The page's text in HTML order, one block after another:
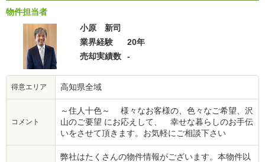
物件担当者
小原 新司
業界経験
20年
売却実績数
-
得意エリア 高知県全域
コメント
～住人十色～ 様々なお客様の、色々なご希望、沢
山のご要望 にお応えして、 幸せな暮らしのお手伝
いをさせて頂きます。お気軽にご相談下さい
弊社はたくさんの物件情報がございます。本物件以